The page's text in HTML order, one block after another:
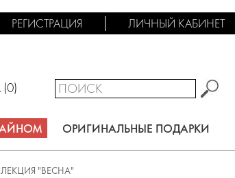
РЕГИСТРАЦИЯ ЛИЧНЫЙ КАБИНЕТ
0)
ОРИГИНАЛЬНЫЕ ПОДАРКИ
"ВЕСНА"